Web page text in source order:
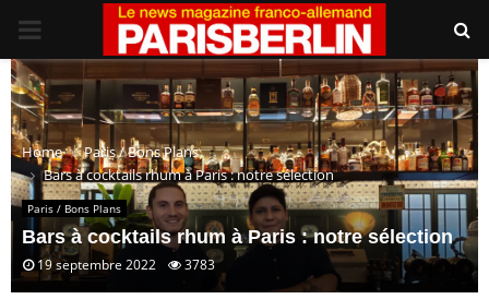
PRIMARY
MENU
Home
Paris / Bons Plans
Bars à cocktails rhum à Paris : notre sélection
Paris / Bons Plans
Bars à cocktails rhum à Paris : notre sélection
19 septembre 2022 3783